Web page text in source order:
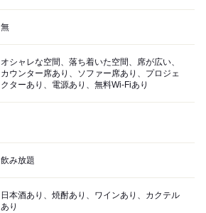
無
オシャレな空間、落ち着いた空間、席が広い、
カウンター席あり、ソファー席あり、プロジェ
クターあり、電源あり、無料Wi-Fiあり
飲み放題
日本酒あり、焼酎あり、ワインあり、カクテル
あり